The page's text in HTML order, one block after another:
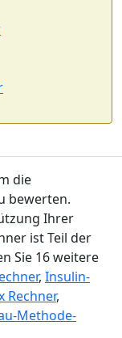
die
bewerten.
Ihrer
ist Teil der
Sie 16 weitere
, Insulin-
Rechner,
Methode-